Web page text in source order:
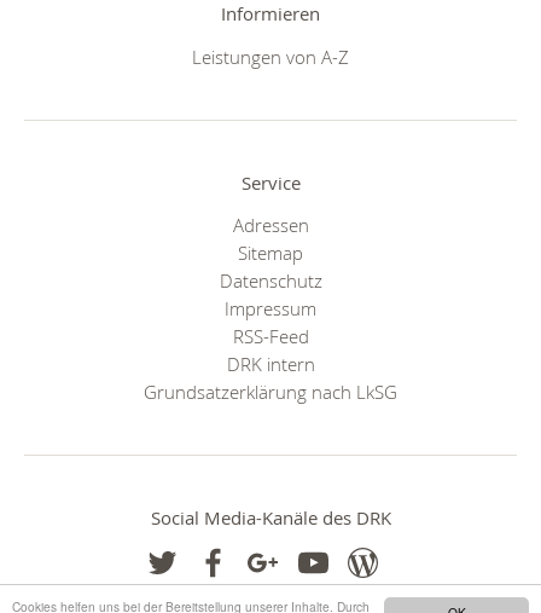
Cookies helfen uns bei der Bereitstellung unserer Inhalte. Durch
Informieren
Leistungen von A-Z
Service
Adressen
Sitemap
Datenschutz
Impressum
RSS-Feed
DRK intern
Grundsatzerklärung nach LkSG
Social Media-Kanäle des DRK